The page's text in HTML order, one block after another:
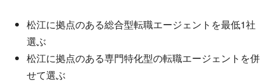
松江に拠点のある総合型転職エージェントを最低1社
選ぶ
松江に拠点のある専門特化型の転職エージェントを併
せて選ぶ